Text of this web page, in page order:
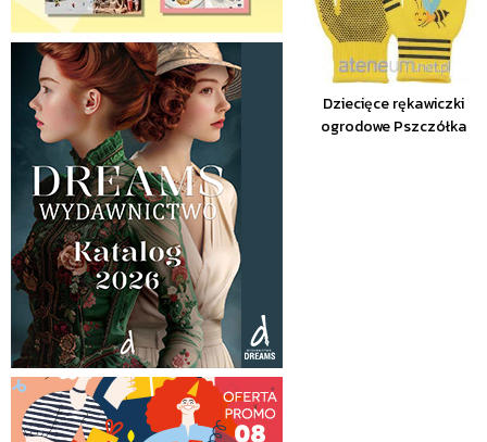
Dziecięce rękawiczki
ogrodowe Pszczółka